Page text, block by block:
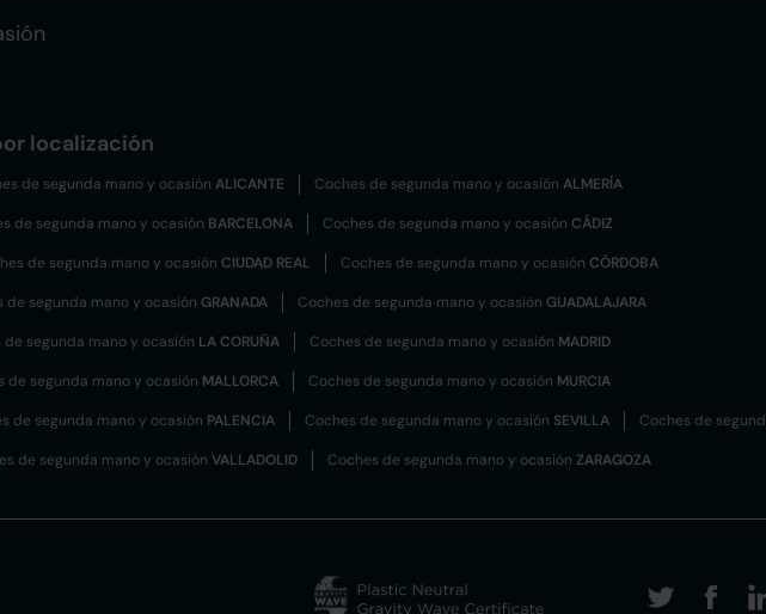
localización
de segunda mano y ocasión ALICANTE Coches de segunda mano y ocasión ALMERÍA
de segunda mano y ocasión BARCELONA Coches de segunda mano y ocasión CÁDIZ
de segunda mano y ocasión CIUDAD REAL Coches de segunda mano y ocasión CÓRDOBA
de segunda mano y ocasión GRANADA Coches de segunda mano y ocasión GUADALAJARA
de segunda mano y ocasión LA CORUÑA Coches de segunda mano y ocasión MADRID
de segunda mano y ocasión MALLORCA Coches de segunda mano y ocasión MURCIA
de segunda mano y ocasión PALENCIA Coches de segunda mano y ocasión SEVILLA Coches de
de segunda mano y ocasión VALLADOLID Coches de segunda mano y ocasión ZARAGOZA